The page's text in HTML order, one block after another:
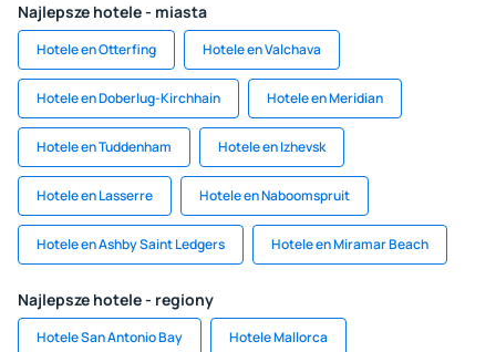
Najlepsze hotele - miasta
Hotele en Otterfing Hotele en Valchava
Hotele en Doberlug-Kirchhain Hotele en Meridian
Hotele en Tuddenham Hotele en Izhevsk
Hotele en Lasserre Hotele en Naboomspruit
Hotele en Ashby Saint Ledgers Hotele en Miramar Beach
Najlepsze hotele - regiony
Hotele San Antonio Bay Hotele Mallorca